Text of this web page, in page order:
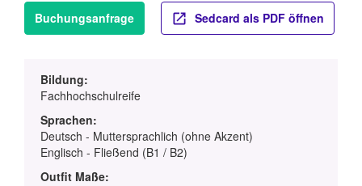
Buchungsanfrage Sedcard als PDF öffnen
Bildung:
Fachhochschulreife
Sprachen:
Deutsch - Muttersprachlich (ohne Akzent)
Englisch - Fließend (B1 / B2)
Outfit Maße: